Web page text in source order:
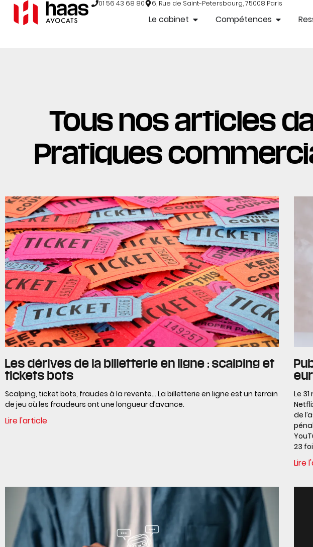
01 56 43 68 80 6, Rue de Saint-Petersbourg, 75008 Paris
Le cabinet Compétences
Tous nos articles
Pratiques
Les dérives de la billetterie en ligne : scalping et
tickets bots
Scalping, ticket bots, fraudes à la revente… La billetterie en ligne est un terrain
de jeu où les fraudeurs ont une longueur d’avance.
Lire l'article
Le
de
23
Lire